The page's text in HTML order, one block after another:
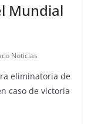
Mundial
Noticias
eliminatoria de
caso de victoria